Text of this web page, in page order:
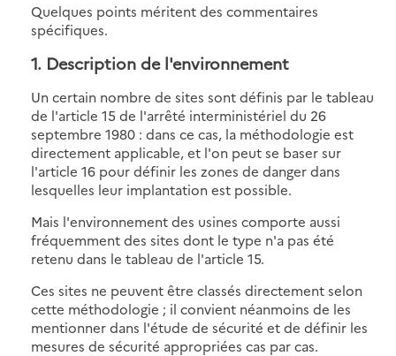
Quelques points méritent des commentaires
spécifiques.
1. Description de l'environnement
Un certain nombre de sites sont définis par le tableau
de l'article 15 de l'arrêté interministériel du 26
septembre 1980 : dans ce cas, la méthodologie est
directement applicable, et l'on peut se baser sur
l'article 16 pour définir les zones de danger dans
lesquelles leur implantation est possible.
Mais l'environnement des usines comporte aussi
fréquemment des sites dont le type n'a pas été
retenu dans le tableau de l'article 15.
Ces sites ne peuvent être classés directement selon
cette méthodologie ; il convient néanmoins de les
mentionner dans l'étude de sécurité et de définir les
mesures de sécurité appropriées cas par cas.